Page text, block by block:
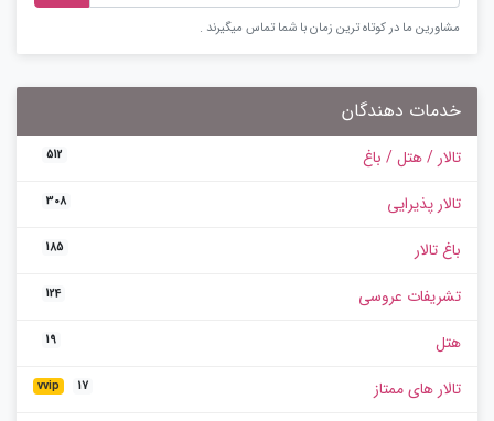
مشاورین ما در کوتاه ترین زمان با شما تماس میگیرند .
خدمات دهندگان
تالار / هتل / باغ 512
تالار پذیرایی 308
باغ تالار 185
تشریفات عروسی 124
هتل 19
تالار های ممتاز vvip 17